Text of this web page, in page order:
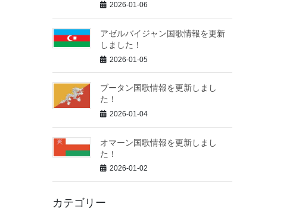
2026-01-06
アゼルバイジャン国歌情報を更新
しました！
2026-01-05
ブータン国歌情報を更新しまし
た！
2026-01-04
オマーン国歌情報を更新しまし
た！
2026-01-02
カテゴリー